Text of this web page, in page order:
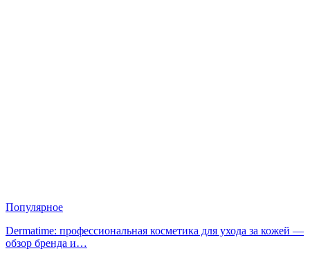
Популярное
Dermatime: профессиональная косметика для ухода за кожей —
обзор бренда и…